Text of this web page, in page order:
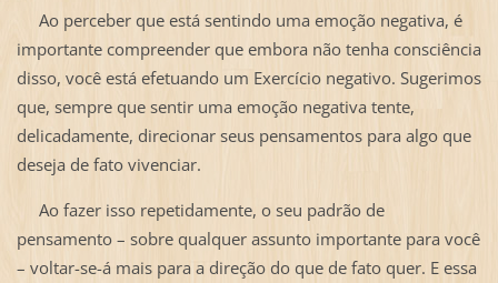
Ao perceber que está sentindo uma emoção negativa, é
importante compreender que embora não tenha consciência
disso, você está efetuando um Exercício negativo. Sugerimos
que, sempre que sentir uma emoção negativa tente,
delicadamente, direcionar seus pensamentos para algo que
deseja de fato vivenciar.
Ao fazer isso repetidamente, o seu padrão de
pensamento – sobre qualquer assunto importante para você
– voltar-se-á mais para a direção do que de fato quer. E essa